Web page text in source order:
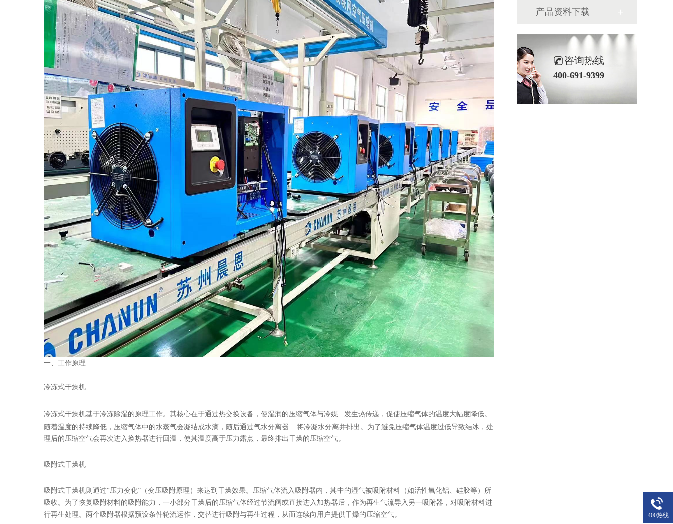
一、工作原理
冷冻式干燥机
冷冻式干燥机基于冷冻除湿的原理工作。其核心在于通过热交换设备，使湿润的压缩气体与冷媒
发生热传递，促使压缩气体的温度大幅度降低。
随着温度的持续降低，压缩气体中的水蒸气会凝结成水滴，随后通过气水分离器
将冷凝水分离并排出。为了避免压缩气体温度过低导致结冰，处
理后的压缩空气会再次进入换热器进行回温，使其温度高于压力露点，最终排出干燥的压缩空气。
吸附式干燥机
吸附式干燥机则通过“压力变化”（变压吸附原理）来达到干燥效果。压缩气体流入吸附器内，其中的湿气被吸附材料（如活性氧化铝、硅胶等）所
吸收。为了恢复吸附材料的吸附能力，一小部分干燥后的压缩气体经过节流阀或直接进入加热器后，作为再生气流导入另一吸附器，对吸附材料进
行再生处理。两个吸附器根据预设条件轮流运作，交替进行吸附与再生过程，从而连续向用户提供干燥的压缩空气。
产品资料下载
咨询热线
400-691-9399
400热线